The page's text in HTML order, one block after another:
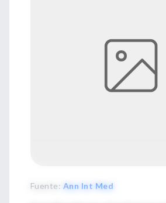
Fuente: Ann Int Med